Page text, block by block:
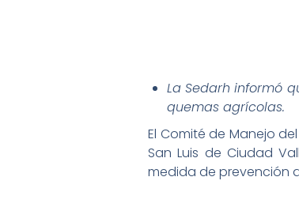
La Sedarh informó
quemas agrícolas.
El Comité de Manejo
San Luis de Ciudad
medida de prevención